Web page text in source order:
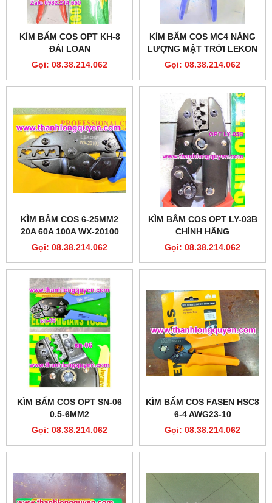
KÌM BẤM COS OPT KH-8
ĐÀI LOAN
Gọi: 08.38.214.062
KÌM BẤM COS MC4 NĂNG
LƯỢNG MẶT TRỜI LEKON
A-2546B
Gọi: 08.38.214.062
KÌM BẤM COS 6-25MM2
20A 60A 100A WX-20100
LEKON
Gọi: 08.38.214.062
KÌM BẤM COS OPT LY-03B
CHÍNH HÃNG
Gọi: 08.38.214.062
KÌM BẤM COS OPT SN-06
0.5-6MM2
Gọi: 08.38.214.062
KÌM BẤM COS FASEN HSC8
6-4 AWG23-10
Gọi: 08.38.214.062